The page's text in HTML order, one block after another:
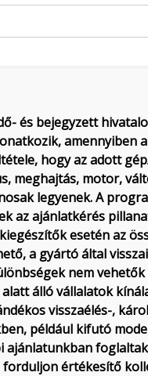
és bejegyzett
amennyiben
hogy az adott
meghajtás, motor,
legyenek. A
az ajánlatkérés
esetén az
a gyártó által
nem
álló vállalatok
visszaélés-,
például kifutó
értékesítő